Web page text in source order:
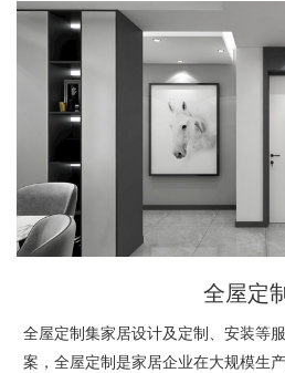
全屋定制
全屋定制集家居设计及定制、安装等
案，全屋定制是家居企业在大规模生